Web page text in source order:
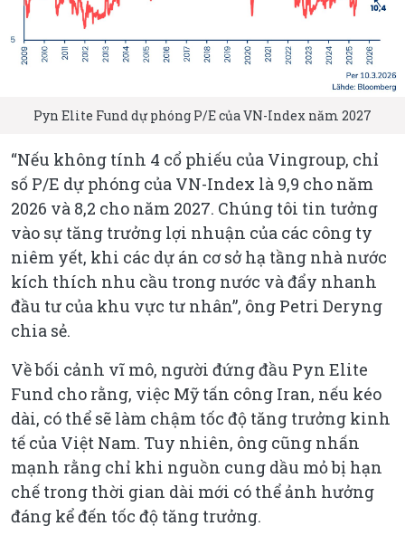
Pyn Elite Fund dự phóng P/E của VN-Index năm 2027
“Nếu không tính 4 cổ phiếu của Vingroup, chỉ
số P/E dự phóng của VN-Index là 9,9 cho năm
2026 và 8,2 cho năm 2027. Chúng tôi tin tưởng
vào sự tăng trưởng lợi nhuận của các công ty
niêm yết, khi các dự án cơ sở hạ tầng nhà nước
kích thích nhu cầu trong nước và đẩy nhanh
đầu tư của khu vực tư nhân”, ông Petri Deryng
chia sẻ.
Về bối cảnh vĩ mô, người đứng đầu Pyn Elite
Fund cho rằng, việc Mỹ tấn công Iran, nếu kéo
dài, có thể sẽ làm chậm tốc độ tăng trưởng kinh
tế của Việt Nam. Tuy nhiên, ông cũng nhấn
mạnh rằng chỉ khi nguồn cung dầu mỏ bị hạn
chế trong thời gian dài mới có thể ảnh hưởng
đáng kể đến tốc độ tăng trưởng.